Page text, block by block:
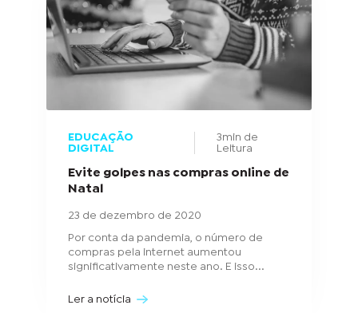
EDUCAÇÃO
DIGITAL
3min de
Leitura
Evite golpes nas compras online de
Natal
23 de dezembro de 2020
Por conta da pandemia, o número de
compras pela internet aumentou
significativamente neste ano. E isso...
Ler a notícia